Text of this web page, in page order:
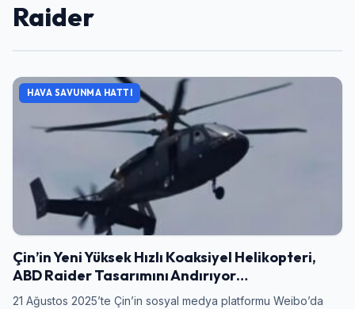
Raider
HAVA SAVUNMA HATTI
Çin’in Yeni Yüksek Hızlı Koaksiyel Helikopteri,
ABD Raider Tasarımını Andırıyor…
21 Ağustos 2025’te Çin’in sosyal medya platformu Weibo’da
Giriş Yap
Kullanıcı Adı veya E-posta